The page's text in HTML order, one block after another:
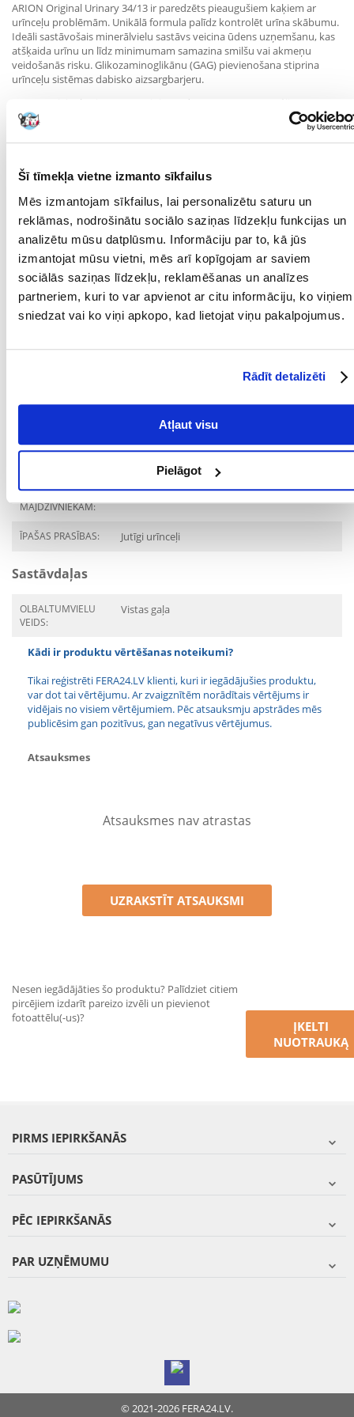
Šī tīmekļa vietne izmanto sīkfailus
Mēs izmantojam sīkfailus, lai personalizētu saturu un
reklāmas, nodrošinātu sociālo saziņas līdzekļu funkcijas un
analizētu mūsu datplūsmu. Informāciju par to, kā jūs
izmantojat mūsu vietni, mēs arī kopīgojam ar saviem
sociālās saziņas līdzekļu, reklamēšanas un analīzes
partneriem, kuri to var apvienot ar citu informāciju, ko viņiem
sniedzat vai ko viņi apkopo, kad lietojat viņu pakalpojumus.
Rādīt detalizēti
Atļaut visu
Pielāgot
ARION Original Urinary 34/13 ir paredzēts pieaugušiem kaķiem ar
urīnceļu problēmām. Unikālā formula palīdz kontrolēt urīna skābumu.
Ideāli sastāvošais minerālvielu sastāvs veicina ūdens uzņemšanu, kas
atšķaida urīnu un līdz minimumam samazina smilšu vai akmeņu
veidošanās risku. Glikozaminoglikānu (GAG) pievienošana stiprina
urīnceļu sistēmas dabisko aizsargbarjeru.
ARION Original Urinary 34/13 ir izstrādāts ar mērenu enerģijas
patēriņu.
attīrīti vistas tauki, rīsu proteīns, biešu mīkstums, vistas aknu
hidrolizāts, dehidrētas gaļas proteīns, nātrija hlorīds, maizes raugs,
attīrīta celuloze, attīrīta zivju eļļa, maizes rauga ekstrakts, MOS, FOS,
augu ekstrakti (rozmarīns Rosemarinus sp, vīnogas Vitis sp., kurkuma
Curcuma sp., citrusaugļi Citrus sp., krustnagliņas Eugenia sp.)
Parametri
IEPAKOJUMA SVARS
(KG):
Pieaudzis
KURAM
MĀJDZĪVNIEKAM:
Kaķis
ĪPAŠAS PRASĪBAS: Jutīgi urīnceļi
Sastāvdaļas
OLBALTUMVIELU
VEIDS:
Vistas gaļa
Kādi ir produktu vērtēšanas noteikumi?
Tikai reģistrēti FERA24.LV klienti, kuri ir iegādājušies produktu,
var dot tai vērtējumu. Ar zvaigznītēm norādītais vērtējums ir
vidējais no visiem vērtējumiem. Pēc atsauksmju apstrādes mēs
publicēsim gan pozitīvus, gan negatīvus vērtējumus.
Atsauksmes
Atsauksmes nav atrastas
UZRAKSTĪT ATSAUKSMI
Nesen iegādājāties šo produktu? Palīdziet citiem
pircējiem izdarīt pareizo izvēli un pievienot
fotoattēlu(-us)?
ĮKELTI
NUOTRAUKĄ
PIRMS IEPIRKŠANĀS
PASŪTĪJUMS
PĒC IEPIRKŠANĀS
PAR UZŅĒMUMU
© 2021-2026 FERA24.LV.